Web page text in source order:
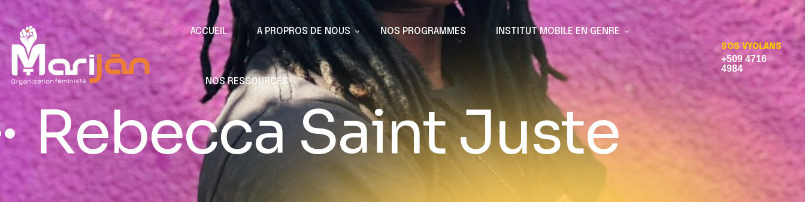
ACCUEIL A PROPROS DE NOUS NOS PROGRAMMES INSTITUT MOBILE EN GENRE
NOS RESSOURCES
SOS VYOLANS
+509 4716
4984
Rebecca Saint Juste